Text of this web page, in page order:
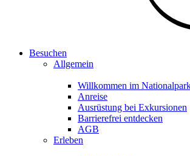
Besuchen
Allgemein
Willkommen im
Anreise
Ausrüstung bei Exkursionen
Barrierefrei entdecken
AGB
Erleben